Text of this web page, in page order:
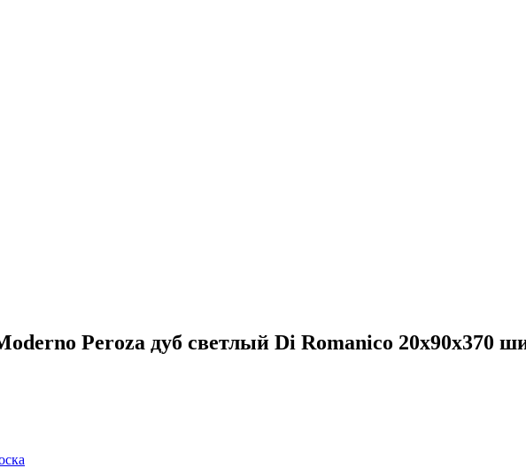
Peroza дуб светлый Di Romanico 20х90х370